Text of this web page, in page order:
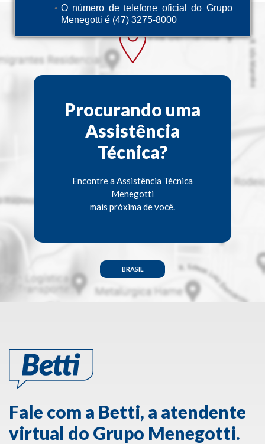
O número de telefone oficial do Grupo
Menegotti é (47) 3275-8000
Procurando uma
Assistência
Técnica?
Encontre a Assistência Técnica
Menegotti
mais próxima de você.
BRASIL
Fale com a Betti, a atendente
virtual do Grupo Menegotti.